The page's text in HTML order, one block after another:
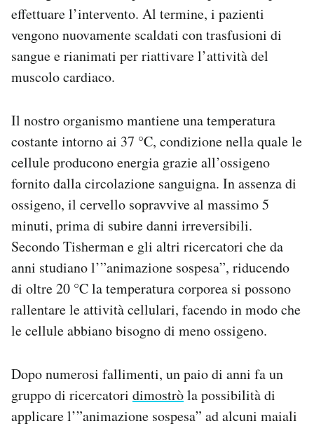
effettuare l’intervento. Al termine, i pazienti
vengono nuovamente scaldati con trasfusioni di
sangue e rianimati per riattivare l’attività del
muscolo cardiaco.
Il nostro organismo mantiene una temperatura
costante intorno ai 37 °C, condizione nella quale le
cellule producono energia grazie all’ossigeno
fornito dalla circolazione sanguigna. In assenza di
ossigeno, il cervello sopravvive al massimo 5
minuti, prima di subire danni irreversibili.
Secondo Tisherman e gli altri ricercatori che da
anni studiano l’”animazione sospesa”, riducendo
di oltre 20 °C la temperatura corporea si possono
rallentare le attività cellulari, facendo in modo che
le cellule abbiano bisogno di meno ossigeno.
Dopo numerosi fallimenti, un paio di anni fa un
gruppo di ricercatori dimostròla possibilità di
applicare l’”animazione sospesa” ad alcuni maiali